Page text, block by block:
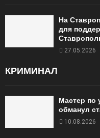
На
для
27.05.2026
КРИМИНАЛ
Мастер по
обманул
10.08.2026